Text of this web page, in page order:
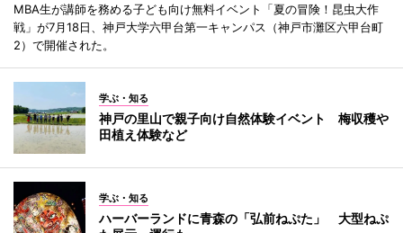
MBA生が講師を務める子ども向け無料イベント「夏の冒険！昆虫大作
戦」が7月18日、神戸大学六甲台第一キャンパス（神戸市灘区六甲台町
2）で開催された。
学ぶ・知る
神戸の里山で親子向け自然体験イベント 梅収穫や
田植え体験など
学ぶ・知る
ハーバーランドに青森の「弘前ねぷた」 大型ねぷ